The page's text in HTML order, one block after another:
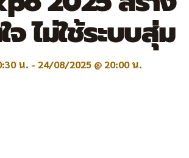
จ ไม่ใช้ระบบสุ่ม
น. - 24/08/2025 @ 20:00 น.